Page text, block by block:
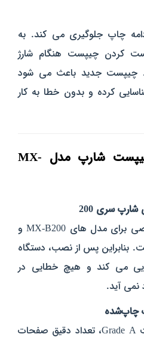
چاپ جلوگیری می‌ کند. به
کردن چیپست هنگام شارژ
چیپست جدید باعث می‌ شود
کرده و بدون خطا به کار
مزایای استفاده از چیپست شارپ مدل MX-
سری 200
این چیپست به‌ طور اختصاصی برای مدل‌ های MX-B200 و
پس از نصب، دستگاه
می‌ کند و هیچ خطایی در
آید.
چاپ‌شده
چیپست اورجینال یا باکیفیت Grade A، تعداد دقیق صفحات